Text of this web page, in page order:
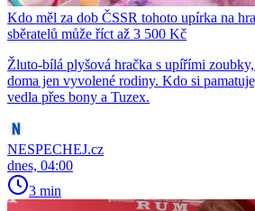
Kdo měl za dob ČSSR tohoto upírka na
sběratelů může říct až 3 500 Kč
Žluto-bílá plyšová hračka s upířími
doma jen vyvolené rodiny. Kdo si
vedla přes bony a Tuzex.
NESPECHEJ.cz
dnes, 04:00
3 min